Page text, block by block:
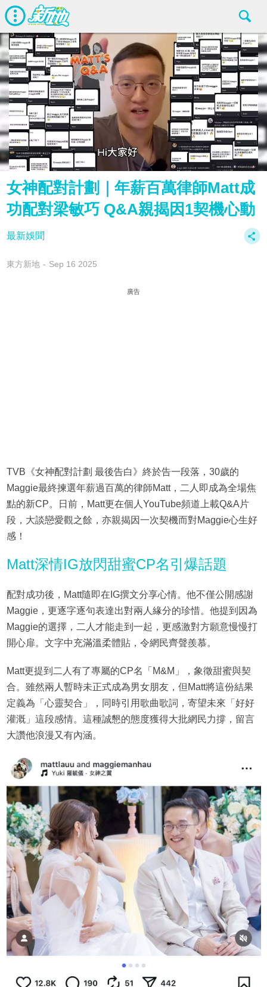
女神配對計劃｜年薪百萬律師Matt成
功配對梁敏巧 Q&A親揭因1契機心動
最新娛聞
東方新地 Sep 16 2025
廣告
TVB《女神配對計劃 最後告白》終於告一段落，30歲的
Maggie最終揀選年薪過百萬的律師Matt，二人即成為全場焦
點的新CP。日前，Matt更在個人YouTube頻道上載Q&A片
段，大談戀愛觀之餘，亦親揭因一次契機而對Maggie心生好
感！
Matt深情IG放閃甜蜜CP名引爆話題
配對成功後，Matt隨即在IG撰文分享心情。他不僅公開感謝
Maggie，更逐字逐句表達出對兩人緣分的珍惜。他提到因為
Maggie的選擇，二人才能走到一起，更感激對方願意慢慢打
開心扉。文字中充滿溫柔體貼，令網民齊聲羨慕。
Matt更提到二人有了專屬的CP名「M&M」，象徵甜蜜與契
合。雖然兩人暫時未正式成為男女朋友，但Matt將這份結果
定義為「心靈契合」，同時引用歌曲歌詞，寄望未來「好好
灌溉」這段感情。這種誠懇的態度獲得大批網民力撐，留言
大讚他浪漫又有內涵。